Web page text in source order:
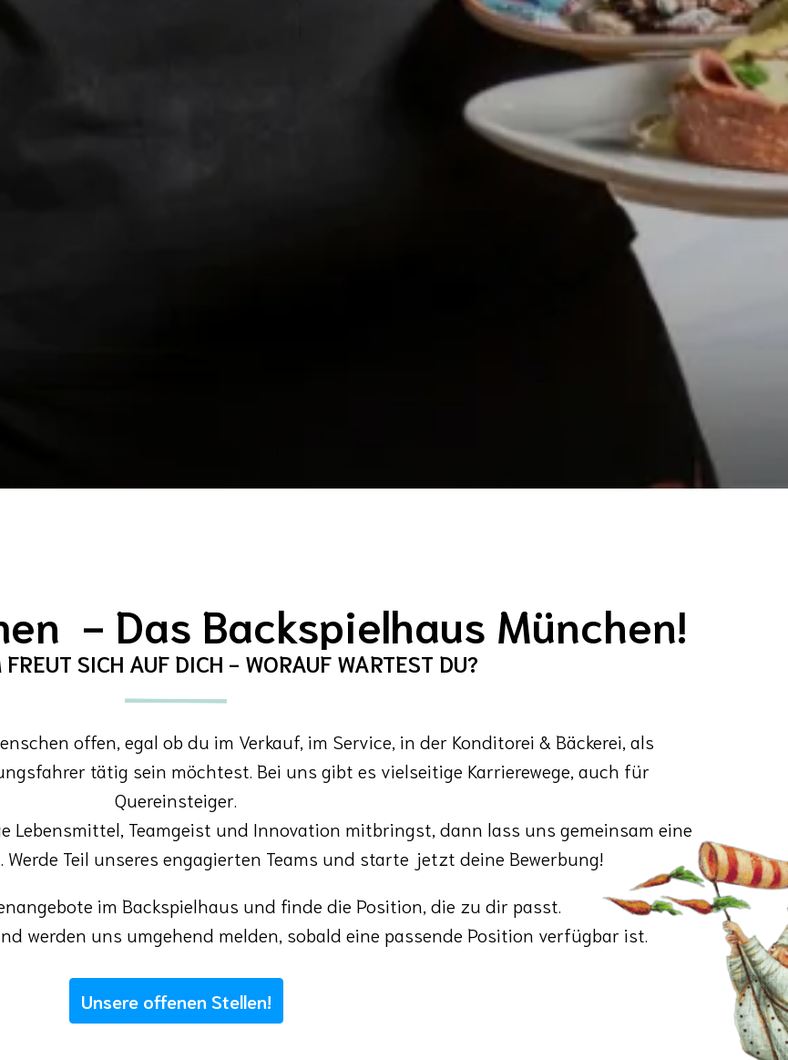
- Das Backspielhaus München!
FREUT SICH AUF DICH - WORAUF WARTEST DU?
offen, egal ob du im Verkauf, im Service, in der Konditorei & Bäckerei, als
tätig sein möchtest. Bei uns gibt es vielseitige Karrierewege, auch für
Quereinsteiger.
Lebensmittel, Teamgeist und Innovation mitbringst, dann lass uns gemeinsam eine
Teil unseres engagierten Teams und starte jetzt deine Bewerbung!
im Backspielhaus und finde die Position, die zu dir passt.
werden uns umgehend melden, sobald eine passende Position verfügbar ist.
Unsere offenen Stellen!